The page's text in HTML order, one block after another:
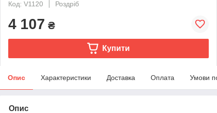
Код: V1120
Роздріб
4 107 ₴
Купити
Опис Характеристики Доставка Оплата Умови
Опис